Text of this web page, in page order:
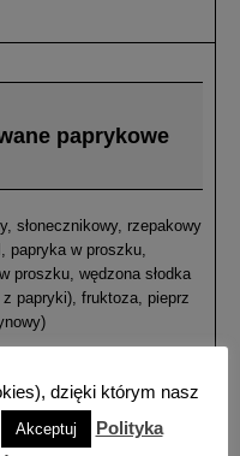
paprykowe
słonecznikowy, rzepakowy
papryka w proszku,
proszku, wędzona słodka
papryki), fruktoza, pieprz
dzięki którym nasz
Akceptuj
Polityka